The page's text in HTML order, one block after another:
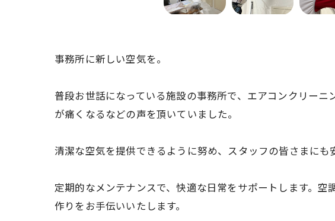
事務所に新しい空気を。
普段お世話になっている施設の事務所で、エアコンクリー
が痛くなるなどの声を頂いていました。
清潔な空気を提供できるように努め、スタッフの皆さまに
定期的なメンテナンスで、快適な日常をサポートします。
作りをお手伝いいたします。